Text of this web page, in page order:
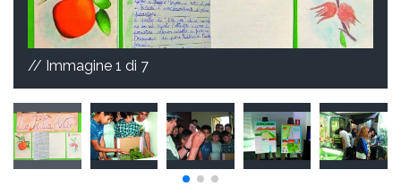
// Immagine 1 di 7